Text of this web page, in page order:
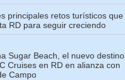
principales retos turísticos que
RD para seguir creciendo
Sugar Beach, el nuevo destino
Cruises en RD en alianza con
Campo